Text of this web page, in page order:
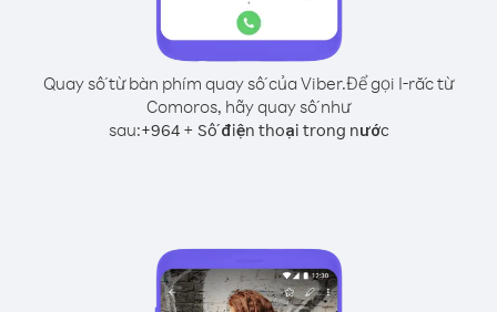
Quay số từ bàn phím quay số của Viber.Để gọi I-rắc từ
Comoros, hãy quay số như
sau:+964+ Số điện thoại trong nước